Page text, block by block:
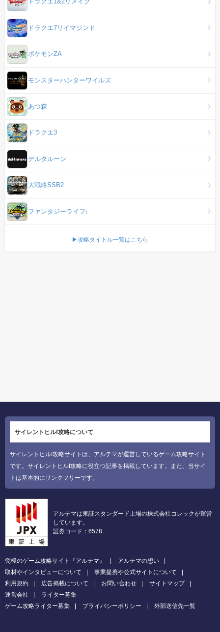
ドラクエ7リイマジンド
ポケモンZA
モンスターハンターワイルズ
あつ森
ドラクエ3
デルタルーン
大戦略SSB2
ファンタジーライフi
▶攻略タイトル一覧はこちら
サイレントヒルf攻略について
サイレントヒルf攻略サイトは、アルテマが運営しているゲーム攻略サイト
です。サイレントヒルf攻略に役立つ記事を掲載しています。また、当サイ
トは基本的にリンクフリーです。
アルテマは東証スタンダード上場の株式会社コレックが運営
しています。
証券コード：6578
究極のゲーム攻略サイト『アルテマ』
アルテマの想い
取材やインタビューについて
事業提携や公式サイトについて
利用規約
広告掲載について お問い合わせ
サイトマップ
運営会社
ライター募集
ゲーム攻略ライター募集
プライバシーポリシー 外部送信先一覧